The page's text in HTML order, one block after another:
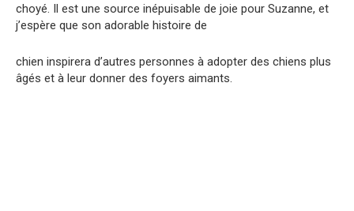
choyé. Il est une source inépuisable de joie pour Suzanne, et
j’espère que son adorable histoire de
chien inspirera d’autres personnes à adopter des chiens plus
âgés et à leur donner des foyers aimants.